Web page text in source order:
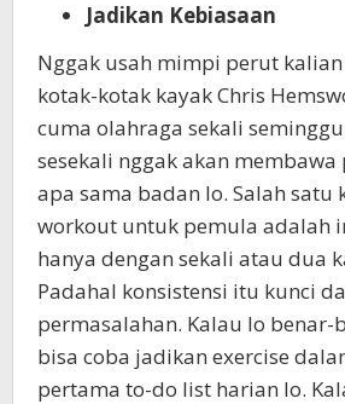
Jadikan Kebiasaan
Nggak usah mimpi perut
kotak-kotak kayak Chris
cuma olahraga sekali
sesekali nggak akan
apa sama badan lo. Salah satu
workout untuk pemula adalah
hanya dengan sekali atau dua
Padahal konsistensi itu kunci
permasalahan. Kalau lo benar-
bisa coba jadikan exercise
pertama to-do list harian lo.